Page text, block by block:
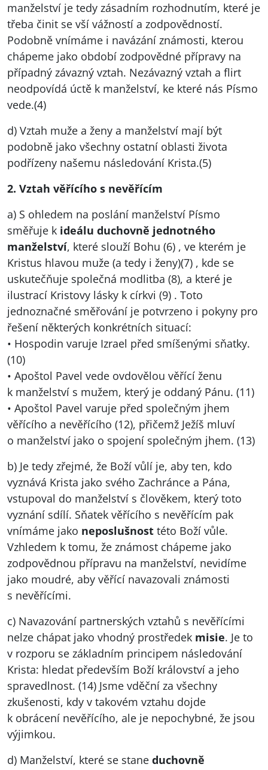
manželství je tedy zásadním rozhodnutím, které je
třeba činit se vší vážností a zodpovědností.
Podobně vnímáme i navázání známosti, kterou
chápeme jako období zodpovědné přípravy na
případný závazný vztah. Nezávazný vztah a flirt
neodpovídá úctě k manželství, ke které nás Písmo
vede.(4)
d) Vztah muže a ženy a manželství mají být
podobně jako všechny ostatní oblasti života
podřízeny našemu následování Krista.(5)
2. Vztah věřícího s nevěřícím
a) S ohledem na poslání manželství Písmo
směřuje k ideálu duchovně jednotného
manželství, které slouží Bohu (6) , ve kterém je
Kristus hlavou muže (a tedy i ženy)(7) , kde se
uskutečňuje společná modlitba (8), a které je
ilustrací Kristovy lásky k církvi (9) . Toto
jednoznačné směřování je potvrzeno i pokyny pro
řešení některých konkrétních situací:
• Hospodin varuje Izrael před smíšenými sňatky.
(10)
• Apoštol Pavel vede ovdovělou věřící ženu
k manželství s mužem, který je oddaný Pánu. (11)
• Apoštol Pavel varuje před společným jhem
věřícího a nevěřícího (12), přičemž Ježíš mluví
o manželství jako o spojení společným jhem. (13)
b) Je tedy zřejmé, že Boží vůlí je, aby ten, kdo
vyznává Krista jako svého Zachránce a Pána,
vstupoval do manželství s člověkem, který toto
vyznání sdílí. Sňatek věřícího s nevěřícím pak
vnímáme jako neposlušnost této Boží vůle.
Vzhledem k tomu, že známost chápeme jako
zodpovědnou přípravu na manželství, nevidíme
jako moudré, aby věřící navazovali známosti
s nevěřícími.
c) Navazování partnerských vztahů s nevěřícími
nelze chápat jako vhodný prostředek misie. Je to
v rozporu se základním principem následování
Krista: hledat především Boží království a jeho
spravedlnost. (14) Jsme vděční za všechny
zkušenosti, kdy v takovém vztahu dojde
k obrácení nevěřícího, ale je nepochybné, že jsou
výjimkou.
d) Manželství, které se stane duchovně